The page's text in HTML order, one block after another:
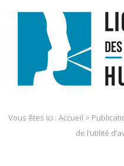
Vous êtes ici : Accueil >
de l’utilité